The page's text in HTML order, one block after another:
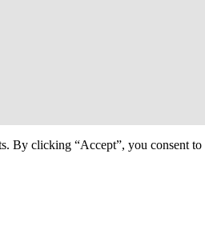
By clicking “Accept”, you consent